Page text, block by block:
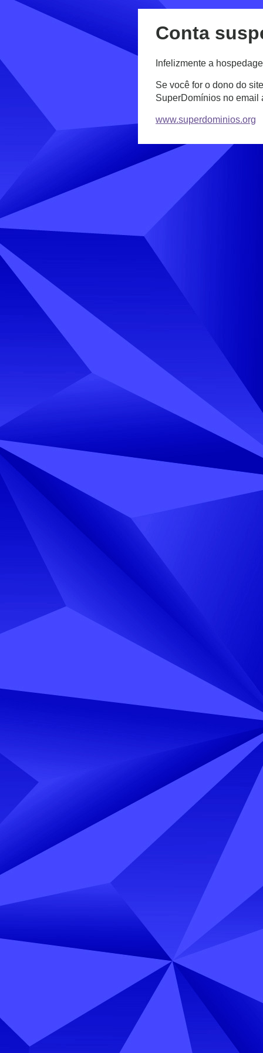
Conta
Infelizmente a
Se você for o dono do
SuperDomínios no email
www.superdominios.org